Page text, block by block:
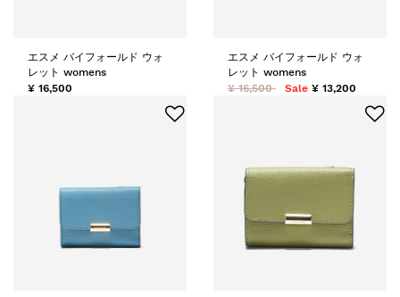
エスメ バイフォールド ウォ
レット womens
¥ 16,500
エスメ バイフォールド ウォ
レット womens
¥ 16,500
Sale ¥ 13,200